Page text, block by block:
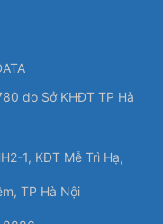
do Sở KHĐT TP Hà
1, KĐT Mễ Trì Hạ,
TP Hà Nội